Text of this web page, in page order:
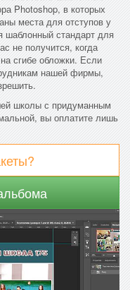
Photoshop, в которых
места для отступов у
шаблонный стандарт для
не получится, когда
сгибе обложки. Если
нашей фирмы,
школы с придуманным
вы оплатите лишь